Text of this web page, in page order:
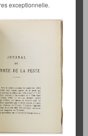
exceptionnelle.